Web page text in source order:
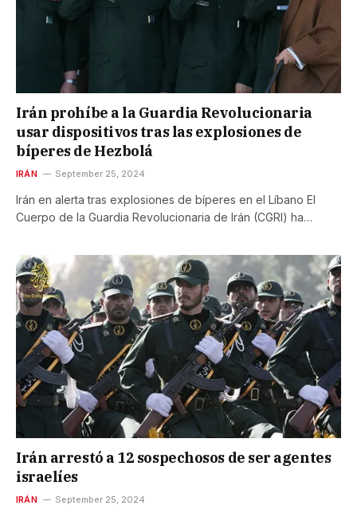
Irán prohíbe a la Guardia Revolucionaria
usar dispositivos tras las explosiones de
bíperes de Hezbolá
IRÁN September 25, 2024
Irán en alerta tras explosiones de bíperes en el Líbano El
Cuerpo de la Guardia Revolucionaria de Irán (CGRI) ha…
Irán arrestó a 12 sospechosos de ser agentes
israelíes
IRÁN September 25, 2024